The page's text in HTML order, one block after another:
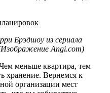
Брэдшоу из сериала
Angi.com)
меньше квартира, тем
хранение. Вернемся к
организации мест